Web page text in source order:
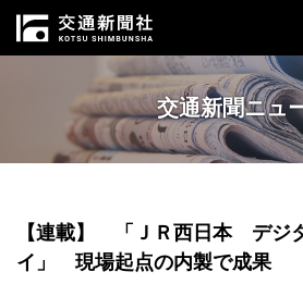
交通新聞ニュ
【連載】 「ＪＲ西日本 デジ
イ」 現場起点の内製で成果